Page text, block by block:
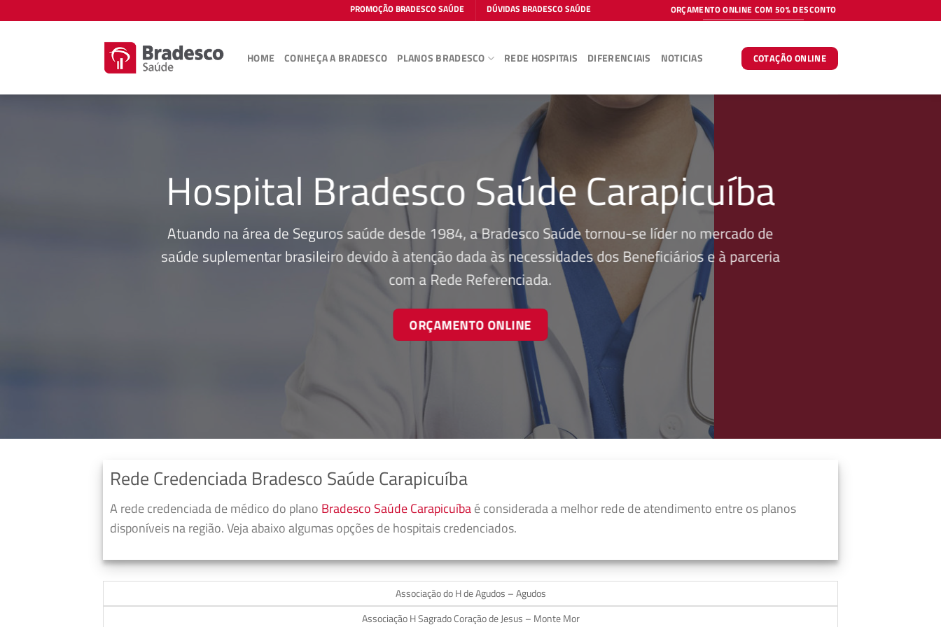
to
PROMOÇÃO BRADESCO SAÚDE DÚVIDAS BRADESCO SAÚDE ORÇAMENTO ONLINE COM 50% DESCONTO
HOME CONHEÇA A BRADESCO PLANOS BRADESCO REDE HOSPITAIS DIFERENCIAIS NOTICIAS COTAÇÃO ONLINE
Hospital Bradesco Saúde Carapicuíba
Atuando na área de Seguros saúde desde 1984, a Bradesco Saúde tornou-se líder no mercado de
saúde suplementar brasileiro devido à atenção dada às necessidades dos Beneficiários e à parceria
com a Rede Referenciada.
ORÇAMENTO ONLINE
Rede Credenciada Bradesco Saúde Carapicuíba
A rede credenciada de médico do plano Bradesco Saúde Carapicuíbaé considerada a melhor rede de atendimento entre os planos
disponíveis na região. Veja abaixo algumas opções de hospitais credenciados.
Associação do H de Agudos – Agudos
Associação H Sagrado Coração de Jesus – Monte Mor